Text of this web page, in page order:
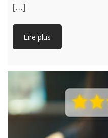
[…]
Lire plus